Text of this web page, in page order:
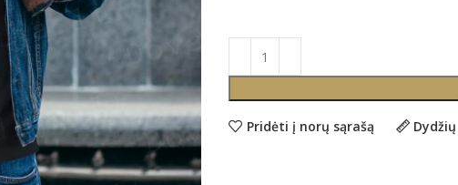
Pridėti į norų sąrašą